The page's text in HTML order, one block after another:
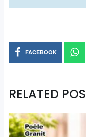
FACEBOOK
RELATED